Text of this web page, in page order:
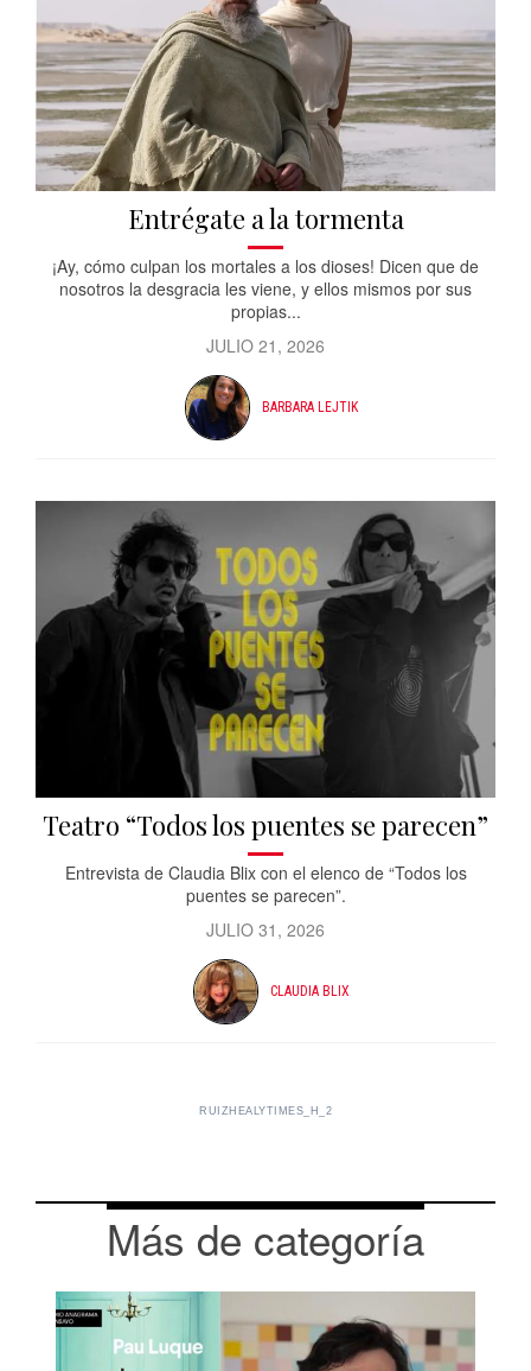
Entrégate a la tormenta
¡Ay, cómo culpan los mortales a los dioses! Dicen que de
nosotros la desgracia les viene, y ellos mismos por sus
propias...
JULIO 21, 2026
BARBARA LEJTIK
Teatro “Todos los puentes se parecen”
Entrevista de Claudia Blix con el elenco de “Todos los
puentes se parecen”.
JULIO 31, 2026
CLAUDIA BLIX
RUIZHEALYTIMES_H_2
Más de categoría